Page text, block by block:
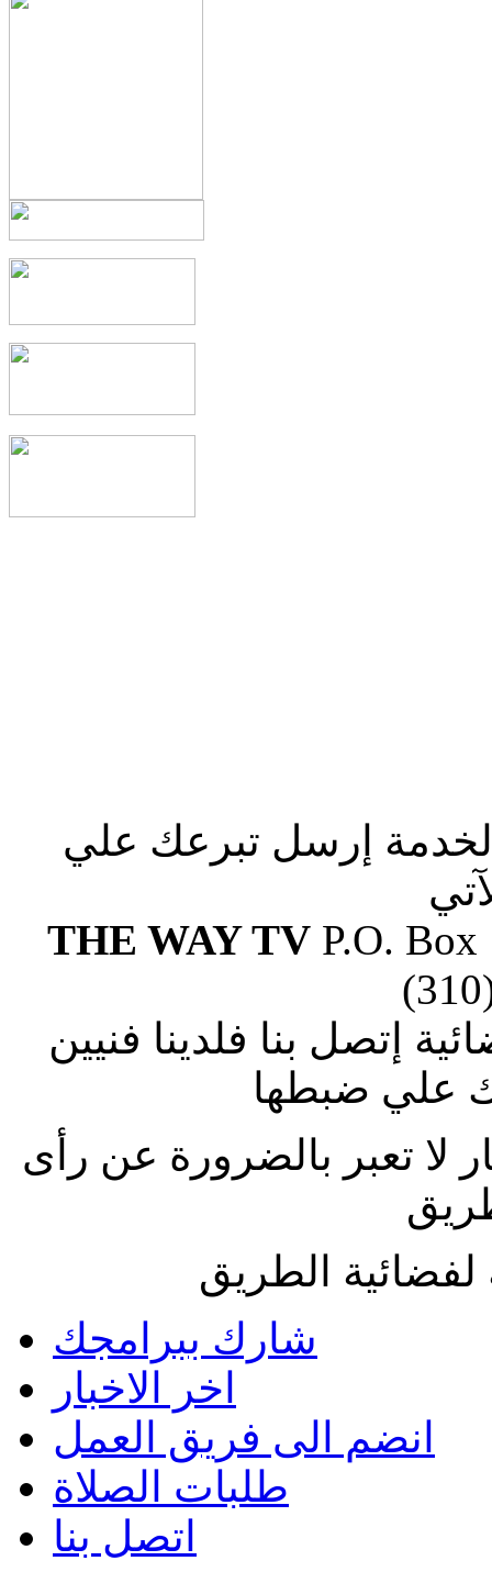
إرسل تبرعك علي
THE WAY TVP.O. Box
إتصل بنا فلدينا فنيين
علي ضبطها
لا تعبر بالضرورة عن رأى
الطريق
شارك ببرامجك
اخر الاخبار
انضم الى فريق العمل
طلبات الصلاة
اتصل بنا